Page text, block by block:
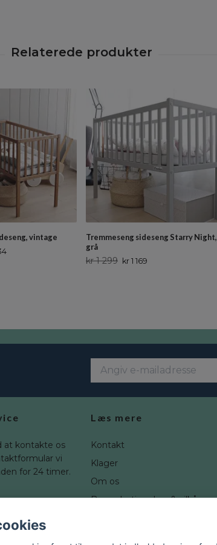
vintage
Tremmeseng sideseng Starry Night,
grå
kr 1 299 kr 1 169
at kontakte os
vi
for 24 timer.
Læs mere
Kontakt
Klager
Om os
Brugerbetingelser & vilkår